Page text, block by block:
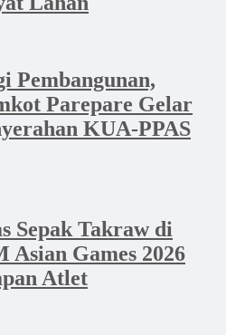
Pembangunan,
Parepare Gelar
KUA-PPAS
Sepak Takraw di
Asian Games 2026
Atlet